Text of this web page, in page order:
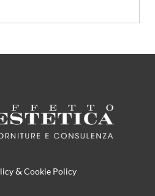
& Cookie Policy